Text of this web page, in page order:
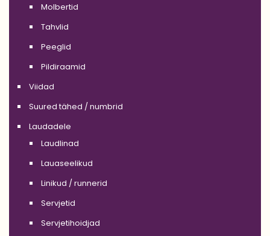
Molbertid
Tahvlid
Peeglid
Pildiraamid
Viidad
Suured tähed / numbrid
Laudadele
Laudlinad
Lauaseelikud
Linikud / runnerid
Servjetid
Servjetihoidjad